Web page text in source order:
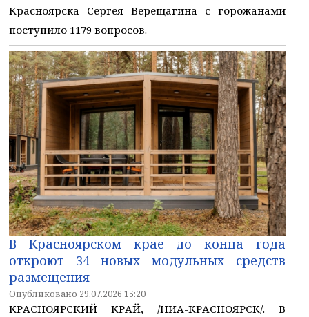
Красноярска Сергея Верещагина с горожанами
поступило 1179 вопросов.
В Красноярском крае до конца года
откроют 34 новых модульных средств
размещения
Опубликовано 29.07.2026 15:20
КРАСНОЯРСКИЙ КРАЙ, /НИА-КРАСНОЯРСК/. В